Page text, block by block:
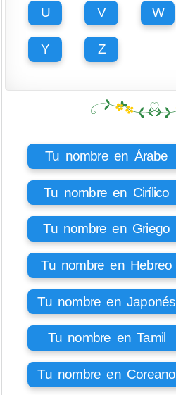
U V W
Y Z
Tu nombre en Árabe
Tu nombre en Cirílico
Tu nombre en Griego
Tu nombre en Hebreo
Tu nombre en Japonés
Tu nombre en Tamil
Tu nombre en Coreano